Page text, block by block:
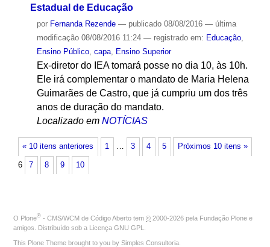
Estadual de Educação
por Fernanda Rezende — publicado08/08/2016 — última
modificação08/08/2016 11:24 — registrado em: Educação,
Ensino Público, capa, Ensino Superior
Ex-diretor do IEA tomará posse no dia 10, às 10h.
Ele irá complementar o mandato de Maria Helena
Guimarães de Castro, que já cumpriu um dos três
anos de duração do mandato.
Localizado em NOTÍCIAS
« 10 itens anteriores Próximos 10 itens »
1 … 3 4 5
6 7 8 9 10
O Plone® - CMS/WCM de Código Aberto tem © 2000-2026 pela Fundação Plone e
amigos. Distribuído sob a Licença GNU GPL
This Plone Theme brought to you by Simples Consultoria